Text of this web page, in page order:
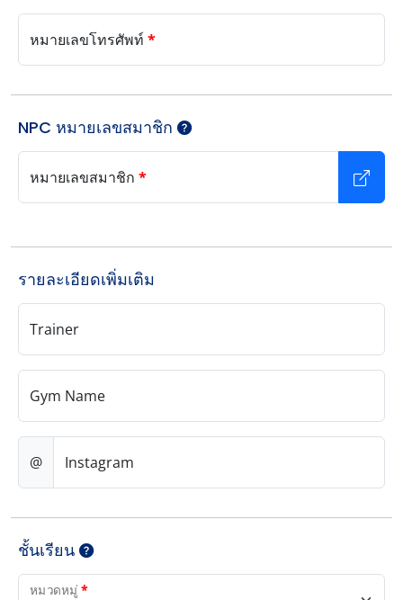
หมายเลขโทรศัพท์ *
NPC หมายเลขสมาชิก
หมายเลขสมาชิก *
รายละเอียดเพิ่มเติม
Trainer
Gym Name
@ Instagram
ชั้นเรียน
หมวดหมู่*